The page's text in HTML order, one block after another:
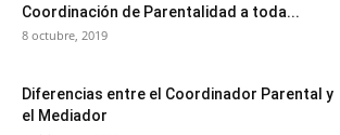
Coordinación de Parentalidad a toda...
8 octubre, 2019
Diferencias entre el Coordinador Parental y
el Mediador